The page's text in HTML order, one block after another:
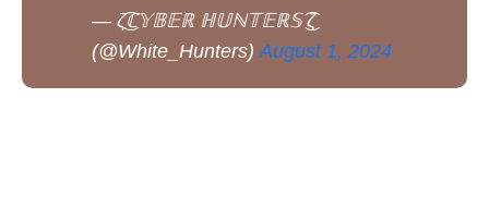
— ζ͜͡ℂ𝕐𝔹𝔼ℝ ℍ𝕌ℕ𝕋𝔼ℝ𝕊 ͜͡ζ
(@White_Hunters) August 1, 2024